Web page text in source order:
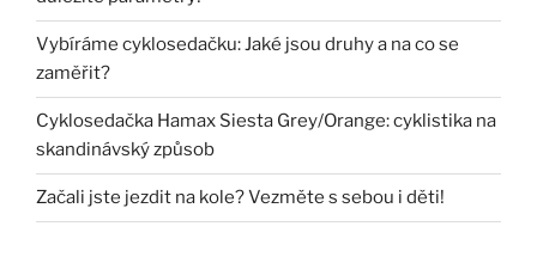
Vybíráme cyklosedačku: Jaké jsou druhy a na co se
zaměřit?
Cyklosedačka Hamax Siesta Grey/Orange: cyklistika na
skandinávský způsob
Začali jste jezdit na kole? Vezměte s sebou i děti!